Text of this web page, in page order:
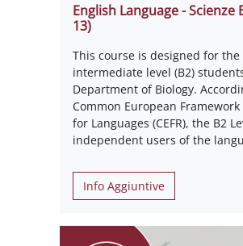
English Language - Scienze
13)
This course is designed for
intermediate level (B2)
Department of Biology.
Common European
for Languages (CEFR), the B2
independent users of the
Info Aggiuntive